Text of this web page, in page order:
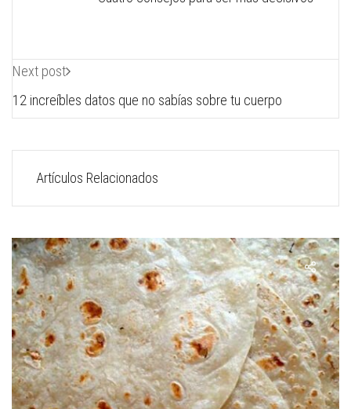
Next post
12 increíbles datos que no sabías sobre tu cuerpo
Artículos Relacionados